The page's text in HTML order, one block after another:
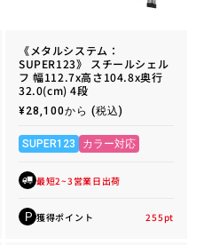
《メタルシステム：
SUPER123》 スチールシェル
フ 幅112.7x高さ104.8x奥行
32.0(cm) 4段
通
価
格
¥28,100から (税込)
SUPER123 カラー対応
最短2~3営業日出荷
P 獲得ポイント 255pt